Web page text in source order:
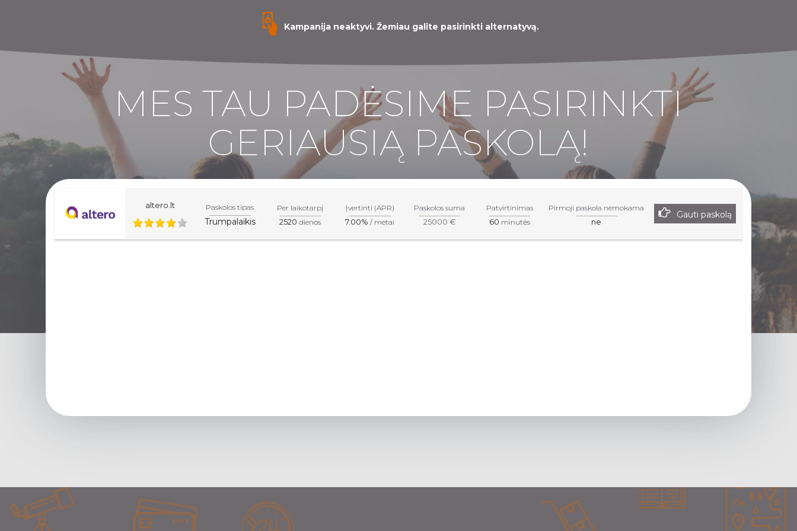
Kampanija neaktyvi. Žemiau galite pasirinkti alternatyvą.
MES TAU PADĖSIME PASIRINKTI
GERIAUSIĄ PASKOLĄ!
altero.lt Paskolos tipas
Trumpalaikis
Per laikotarpį
2520 dienos
Įvertinti (APR)
7.00% / metai
Paskolos suma
25000 €
Patvirtinimas
60 minutės
Pirmoji paskola nemokama
ne
Gauti paskolą